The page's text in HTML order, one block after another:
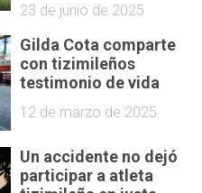
23 de junio de 2025
Gilda Cota comparte
con tizimileños
testimonio de vida
12 de marzo de 2025
Un accidente no dejó
participar a atleta